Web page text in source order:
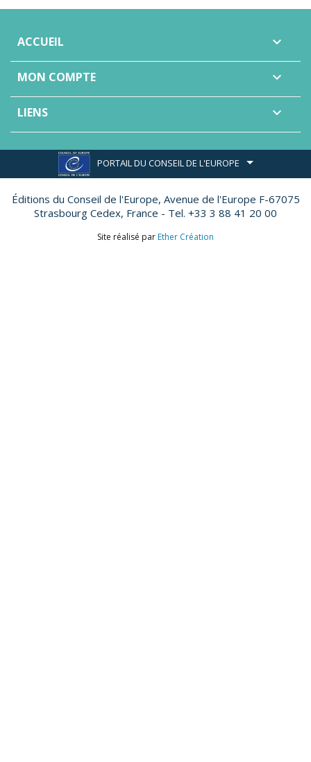
ACCUEIL 
MON COMPTE 
LIENS 
PORTAIL DU CONSEIL DE L'EUROPE
Éditions du Conseil de l'Europe, Avenue de l'Europe F-67075
Strasbourg Cedex, France - Tel. +33 3 88 41 20 00
Site réalisé par Ether Création